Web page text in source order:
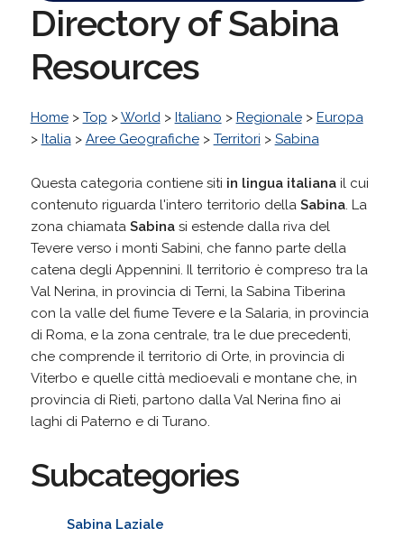
Directory of Sabina
Resources
Home> Top >World> Italiano > Regionale> Europa
> Italia> Aree Geografiche> Territori > Sabina
Questa categoria contiene siti in lingua italianail cui
contenuto riguarda l'intero territorio della Sabina. La
zona chiamata Sabinasi estende dalla riva del
Tevere verso i monti Sabini, che fanno parte della
catena degli Appennini. Il territorio è compreso tra la
Val Nerina, in provincia di Terni, la Sabina Tiberina
con la valle del fiume Tevere e la Salaria, in provincia
di Roma, e la zona centrale, tra le due precedenti,
che comprende il territorio di Orte, in provincia di
Viterbo e quelle città medioevali e montane che, in
provincia di Rieti, partono dalla Val Nerina fino ai
laghi di Paterno e di Turano.
Subcategories
Sabina Laziale